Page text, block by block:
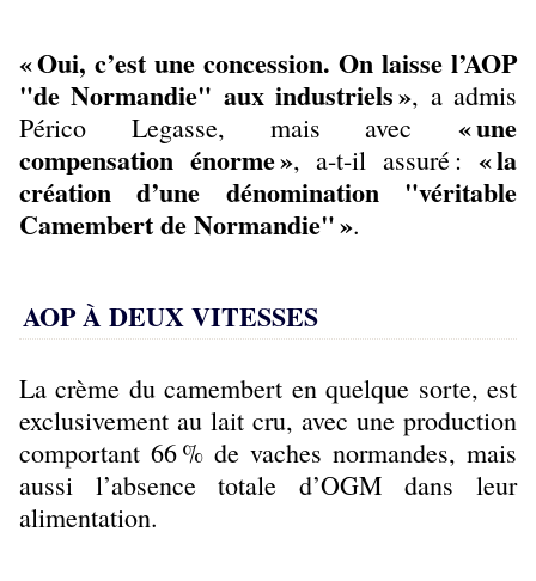
« Oui, c’est une concession. On laisse l’AOP
"de Normandie" aux industriels », a admis
Périco Legasse, mais avec « une
compensation énorme », a-t-il assuré : « la
création d’une dénomination "véritable
Camembert de Normandie" ».
AOP À DEUX VITESSES
La crème du camembert en quelque sorte, est
exclusivement au lait cru, avec une production
comportant 66 % de vaches normandes, mais
aussi l’absence totale d’OGM dans leur
alimentation.